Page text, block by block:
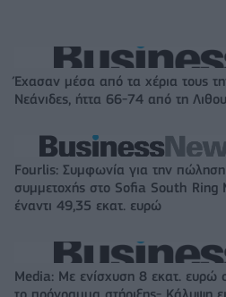
Έχασαν μέσα από τα χέρια τους
Νεάνιδες, ήττα 66-74 από τη
Fourlis: Συμφωνία για την πώληση
συμμετοχής στο Sofia South Ring
έναντι 49,35 εκατ. ευρώ
Media: Με ενίσχυση 8 εκατ. ευρώ